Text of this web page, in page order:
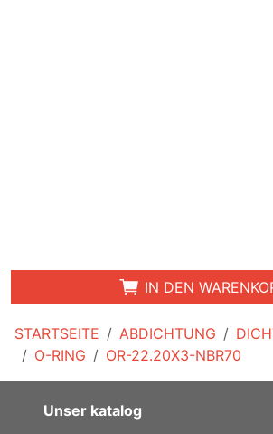
STARTSEITE ABDICHTUNG
O-RING
OR-22.20X3-NBR70
IN DEN
Unser katalog